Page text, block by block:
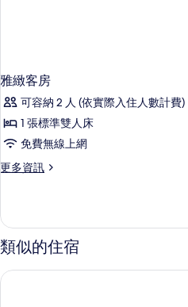
雅緻客房
可容納 2 人 (依實際入住人數計費)
1 張標準雙人床
免費無線上網
更多資訊
更
客
房
的
情
類似的住宿
清境儷景豪斯登堡